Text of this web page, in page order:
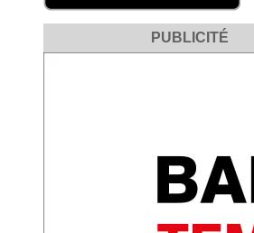
PUBLICITÉ